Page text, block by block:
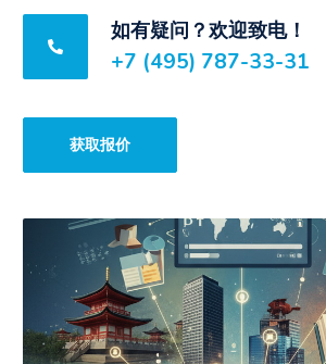
如有疑问？欢迎致电！
+7 (495) 787-33-31
获取报价